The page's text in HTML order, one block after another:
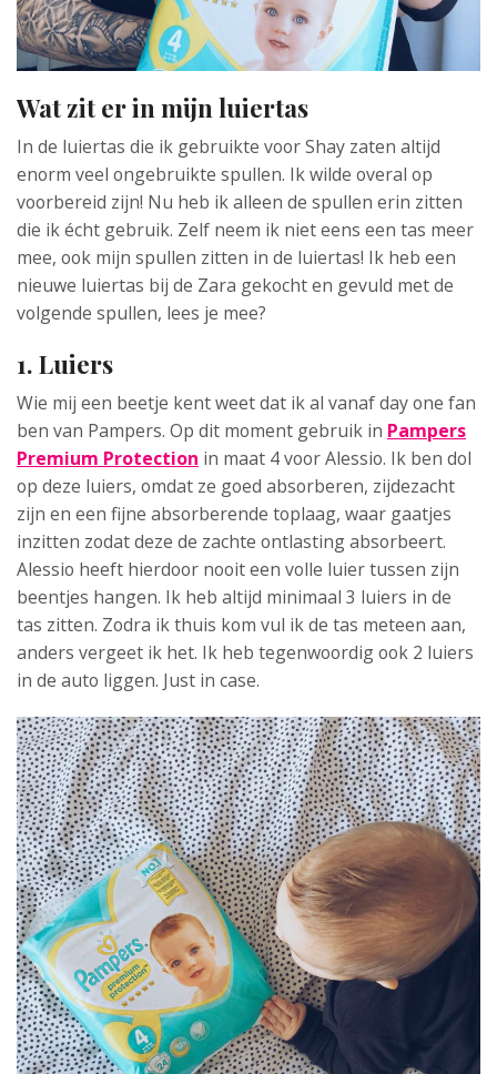
Wat zit er in mijn luiertas
In de luiertas die ik gebruikte voor Shay zaten altijd
enorm veel ongebruikte spullen. Ik wilde overal op
voorbereid zijn! Nu heb ik alleen de spullen erin zitten
die ik écht gebruik. Zelf neem ik niet eens een tas meer
mee, ook mijn spullen zitten in de luiertas! Ik heb een
nieuwe luiertas bij de Zara gekocht en gevuld met de
volgende spullen, lees je mee?
1. Luiers
Wie mij een beetje kent weet dat ik al vanaf day one fan
ben van Pampers. Op dit moment gebruik in Pampers
Premium Protection in maat 4 voor Alessio. Ik ben dol
op deze luiers, omdat ze goed absorberen, zijdezacht
zijn en een fijne absorberende toplaag, waar gaatjes
inzitten zodat deze de zachte ontlasting absorbeert.
Alessio heeft hierdoor nooit een volle luier tussen zijn
beentjes hangen. Ik heb altijd minimaal 3 luiers in de
tas zitten. Zodra ik thuis kom vul ik de tas meteen aan,
anders vergeet ik het. Ik heb tegenwoordig ook 2 luiers
in de auto liggen. Just in case.